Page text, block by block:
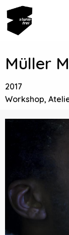
Müller
2017
Workshop,